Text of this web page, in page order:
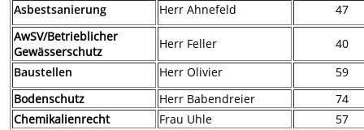
Asbestsanierung
Herr Ahnefeld
47
AwSV/Betrieblicher
Gewässerschutz
Herr Feller
40
Baustellen
Herr Olivier
59
Bodenschutz
Herr Babendreier
74
Chemikalienrecht
Frau Uhle
57